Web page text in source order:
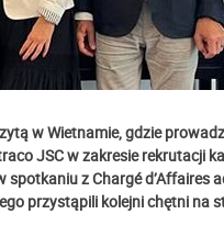
w Wietnamie, gdzie
JSC w zakresie rekrutacji
spotkaniu zChargé d’Affaires
przystąpili kolejni chętni na